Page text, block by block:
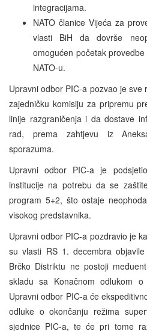
integracijama.
NATO članice Vijeća za
vlasti BiH da dovrše
omogućen početak
NATO-u.
Upravni odbor PIC-a pozvao je
zajedničku komisiju za pripremu
linije razgraničenja i da dostave
rad, prema zahtjevu iz
sporazuma.
Upravni odbor PIC-a je
institucije na potrebu da se
program 5+2, što ostaje
visokog predstavnika.
Upravni odbor PIC-a pozdravio je
su vlasti RS 1. decembra
Brčko Distriktu ne postoji
skladu sa Konačnom odlukom
Upravni odbor PIC-a će
odluke o okončanju režima
sjednice PIC-a, te će pri tome